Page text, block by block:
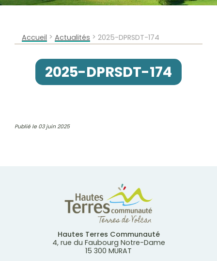
Accueil > Actualités > 2025-DPRSDT-174
2025-DPRSDT-174
Publié le 03 juin 2025
Hautes Terres Communauté
4, rue du Faubourg Notre-Dame
15 300 MURAT